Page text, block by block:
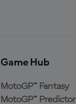
Game Hub
MotoGP™ Fantasy
MotoGP™ Predictor